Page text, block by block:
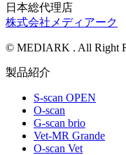
日本総代理店
株式会社メディアーク
© MEDIARK . All Right
製品紹介
S-scan OPEN
O-scan
G-scan brio
Vet-MR Grande
O-scan Vet